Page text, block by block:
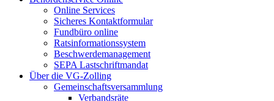
Online Services
Sicheres Kontaktformular
Fundbüro online
Ratsinformationssystem
Beschwerdemanagement
SEPA Lastschriftmandat
Über die VG-Zolling
Gemeinschaftsversammlung
Verbandsräte